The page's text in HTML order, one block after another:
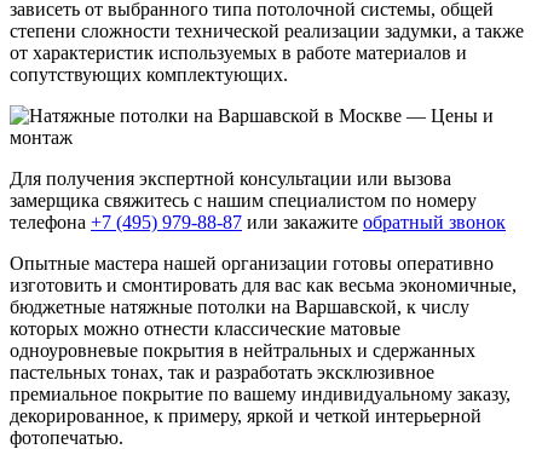
зависеть от выбранного типа потолочной системы, общей
степени сложности технической реализации задумки, а также
от характеристик используемых в работе материалов и
сопутствующих комплектующих.
Для получения экспертной консультации или вызова
замерщика свяжитесь с нашим специалистом по номеру
телефона +7 (495) 979-88-87 или закажите обратный звонок
Опытные мастера нашей организации готовы оперативно
изготовить и смонтировать для вас как весьма экономичные,
бюджетные натяжные потолки на Варшавской, к числу
которых можно отнести классические матовые
одноуровневые покрытия в нейтральных и сдержанных
пастельных тонах, так и разработать эксклюзивное
премиальное покрытие по вашему индивидуальному заказу,
декорированное, к примеру, яркой и четкой интерьерной
фотопечатью.